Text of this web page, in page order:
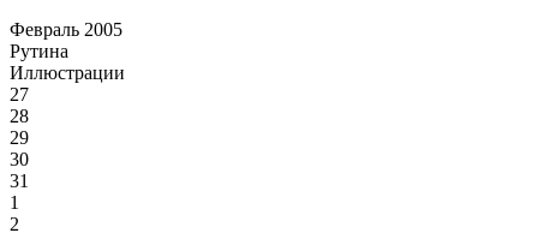
Февраль 2005
Рутина
Иллюстрации
27
28
29
30
31
1
2